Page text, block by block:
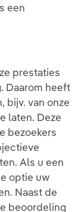
een
prestaties
Daarom heeft
bijv. van onze
laten. Deze
bezoekers
Als u een
optie uw
Naast de
beoordeling